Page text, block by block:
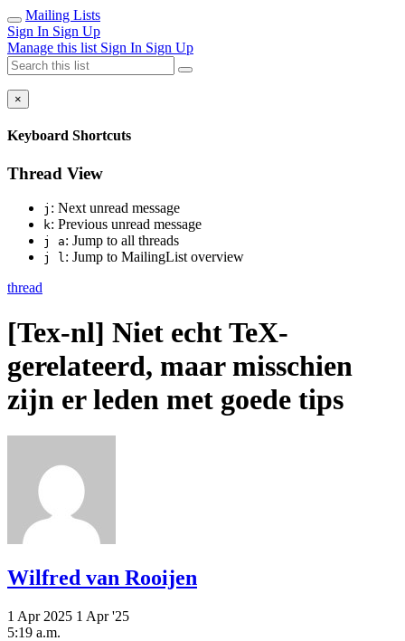
Mailing Lists
Sign In Sign Up
Manage this list Sign In Sign Up
×
Keyboard Shortcuts
Thread View
j : Next unread message
k: Previous unread message
j a: Jump to all threads
j l: Jump to MailingList overview
thread
[Tex-nl] Niet echt TeX-
gerelateerd, maar misschien
zijn er leden met goede tips
Wilfred van Rooijen
1 Apr 2025 1 Apr '25
5:19 a.m.